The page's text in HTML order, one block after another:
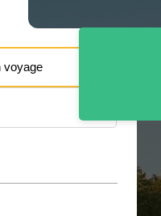
voyage